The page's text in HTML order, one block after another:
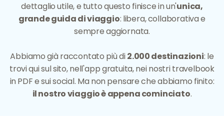
dettaglio utile, e tutto questo finisce in un'unica,
grande guida di viaggio: libera, collaborativa e
sempre aggiornata.
Abbiamo già raccontato più di2.000 destinazioni: le
trovi qui sul sito, nell'app gratuita, nei nostri travelbook
in PDF e sui social. Ma non pensare che abbiamo finito:
il nostro viaggio è appena cominciato.